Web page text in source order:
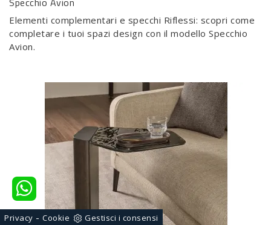
Elementi complementari e specchi Riflessi: scopri come
completare i tuoi spazi design con il modello Specchio
Avion.
Privacy - Cookie Gestisci i consensi